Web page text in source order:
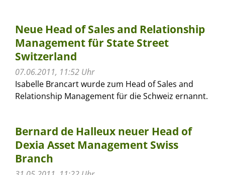
Neue Head of Sales and Relationship
Management für State Street
Switzerland
07.06.2011, 11:52 Uhr
Isabelle Brancart wurde zum Head of Sales and
Relationship Management für die Schweiz ernannt.
Bernard de Halleux neuer Head of
Dexia Asset Management Swiss
Branch